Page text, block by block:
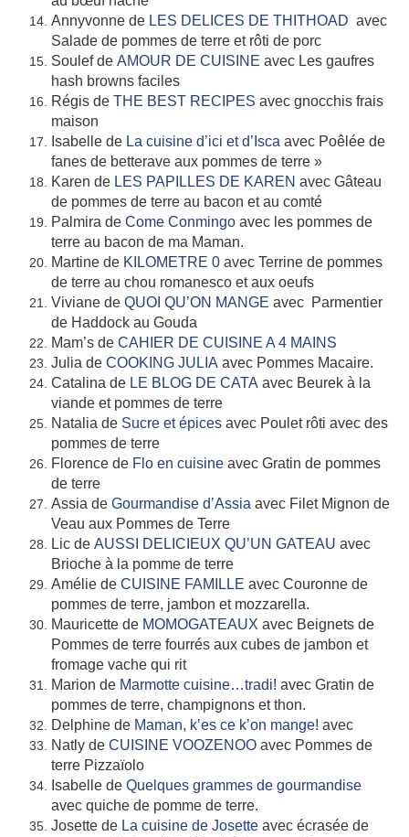
Annyvonne de LES DELICES DE THITHOAD avec
Salade de pommes de terre et rôti de porc
Soulef de AMOUR DE CUISINE avec Les gaufres
hash browns faciles
Régis de THE BEST RECIPES avec gnocchis frais
maison
Isabelle de La cuisine d’ici et d’Isca avec Poêlée de
fanes de betterave aux pommes de terre »
Karen de LES PAPILLES DE KAREN avec Gâteau
de pommes de terre au bacon et au comté
Palmira de Come Conmingo avec les pommes de
terre au bacon de ma Maman.
Martine de KILOMETRE 0 avec Terrine de pommes
de terre au chou romanesco et aux oeufs
Viviane de QUOI QU’ON MANGE avec Parmentier
de Haddock au Gouda
Mam’s de CAHIER DE CUISINE A 4 MAINS
Julia de COOKING JULIA avec Pommes Macaire.
Catalina de LE BLOG DE CATA avec Beurek à la
viande et pommes de terre
Natalia de Sucre et épices avec Poulet rôti avec des
pommes de terre
Florence de Flo en cuisine avec Gratin de pommes
de terre
Assia de Gourmandise d’Assia avec Filet Mignon de
Veau aux Pommes de Terre
Lic de AUSSI DELICIEUX QU’UN GATEAU avec
Brioche à la pomme de terre
Amélie de CUISINE FAMILLE avec Couronne de
pommes de terre, jambon et mozzarella.
Mauricette de MOMOGATEAUX avec Beignets de
Pommes de terre fourrés aux cubes de jambon et
fromage vache qui rit
Marion de Marmotte cuisine…tradi! avec Gratin de
pommes de terre, champignons et thon.
Delphine de Maman, k’es ce k’on mange! avec
Natly de CUISINE VOOZENOO avec Pommes de
terre Pizzaïolo
Isabelle de Quelques grammes de gourmandise
avec quiche de pomme de terre.
Josette de La cuisine de Josette avec écrasée de